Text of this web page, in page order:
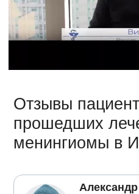
Отзывы
прошедших
менингиомы в